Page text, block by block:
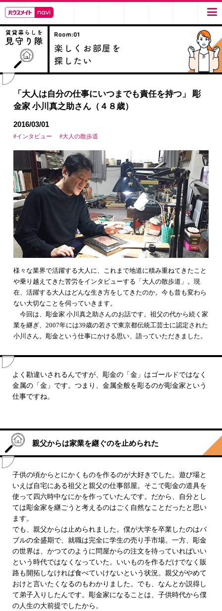
「大人は自分の仕事にいつまでも責任を持つ」 彫
金家 小川真之助さん（４８歳）
2016/03/01
#インタビュー #大人の散歩道
様々な業界で活躍する大人に、これまで地道に積み重ねてきたこと
や乗り越えてきた苦労をインタビューする「大人の散歩道」。現
在、活躍する大人はどんな生き方をしてきたのか。今も昔も変わら
ない大切なことを伺っていきます。
今回は、彫金家 小川真之助さんのお話です。祖父の代から続く家
業を継ぎ、2007年には39歳の若さで東京都伝統工芸士に認定された
小川さん。彫金という仕事にかける思い、語っていただきました。
よく勘違いされるんですが、彫金の「金」はゴールドではなく
金属の「金」です。つまり、金属全般を彫るのが彫金家という
仕事ですね。
親父からは家業を継ぐのを止められた
子供の頃からとにかくものを作るのが大好きでした。遊び場と
いえば自宅にある祖父と親父の仕事部屋。そこで彫金の道具を
使って四六時中なにかを作っていたんです。だから、自分とし
ては彫金家を継ごうと考えるのはごく自然なことだったと思い
ます。
でも、親父からは止められました。僕が大学を卒業したのはバ
ブルの全盛期で、就職は完全に学生の売り手市場。一方、彫金
の世界は、かつてのように問屋からの注文を待っていればいい
という時代ではなくなっていた。いいものを作るだけでなく販
路も開拓しなければ食べていけないという状況。親父がやめて
おけと言いたくなるのもわかりました。でも、なんとか説得し
て弟子入りしたんです。彫金家になることは、子供時代から僕
の人生の大前提でしたから。